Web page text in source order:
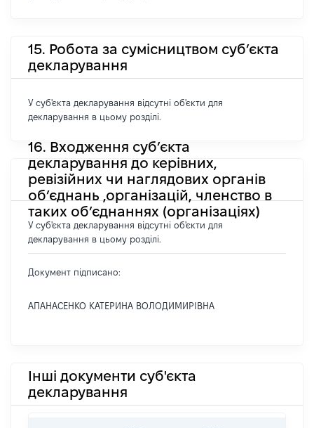
15. Робота за сумісництвом суб’єкта
декларування
У суб'єкта декларування відсутні об'єкти для
декларування в цьому розділі.
16. Входження суб’єкта
декларування до керівних,
ревізійних чи наглядових органів
об’єднань ,організацій, членство в
таких об’єднаннях (організаціях)
У суб'єкта декларування відсутні об'єкти для
декларування в цьому розділі.
Документ підписано:
АПАНАСЕНКО КАТЕРИНА ВОЛОДИМИРІВНА
Інші документи суб'єкта
декларування